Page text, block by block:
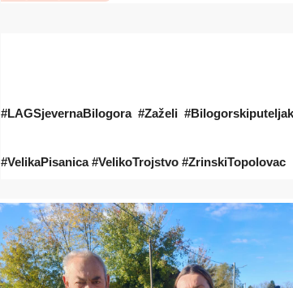
#LAGSjevernaBilogora #Zaželi
#VelikaPisanica #VelikoTrojstvo #ZrinskiTopolovac